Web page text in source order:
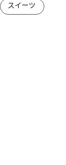
スイーツ